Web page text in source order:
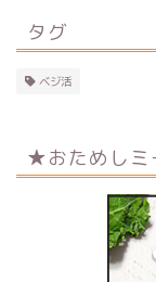
タグ
ベジ活
★おためしミ